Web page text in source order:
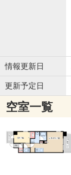
情報更新日
更新予定日
空室一覧